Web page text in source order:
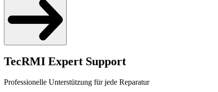
TecRMI Expert Support
Professionelle Unterstützung für jede Reparatur